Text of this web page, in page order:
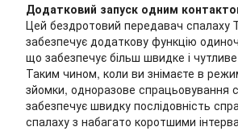
Додатковий запуск одним
Цей бездротовий передавач спалаху
забезпечує додаткову функцію
що забезпечує більш швидке і
Таким чином, коли ви знімаєте в
зйомки, одноразове спрацьовування
забезпечує швидку послідовність
спалаху з набагато коротшими